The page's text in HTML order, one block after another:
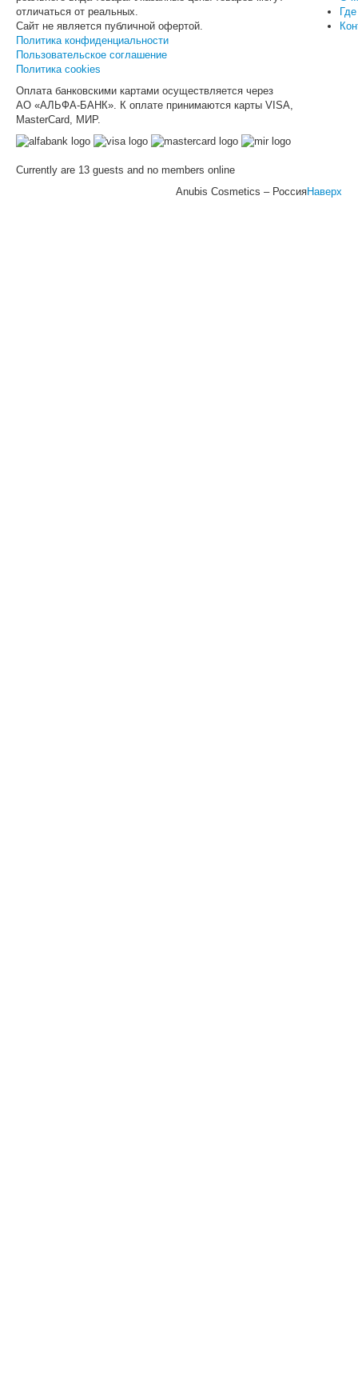
отличаться от реальных.
Сайт не является публичной офертой.
Политика конфиденциальности
Пользовательское соглашение
Политика cookies
Оплата банковскими картами осуществляется через
АО «АЛЬФА-БАНК». К оплате принимаются карты VISA,
MasterCard, МИР.
Currently are 13 guests and no members online
Наверх
Anubis Cosmetics – Россия